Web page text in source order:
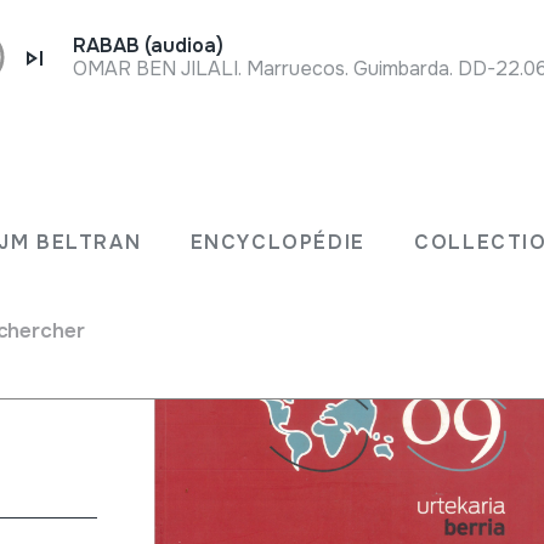
BELTRAN ENCYCLOPÉDIE
RABAB (audioa)
OMAR BEN JILALI. Marruecos. Guimbarda. DD-
Agurtzane